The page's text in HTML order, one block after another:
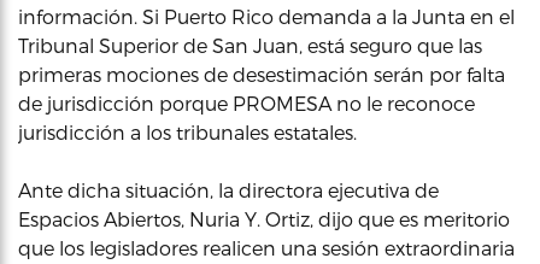
información. Si Puerto Rico demanda a la Junta en el
Tribunal Superior de San Juan, está seguro que las
primeras mociones de desestimación serán por falta
de jurisdicción porque PROMESA no le reconoce
jurisdicción a los tribunales estatales.
Ante dicha situación, la directora ejecutiva de
Espacios Abiertos, Nuria Y. Ortiz, dijo que es meritorio
que los legisladores realicen una sesión extraordinaria